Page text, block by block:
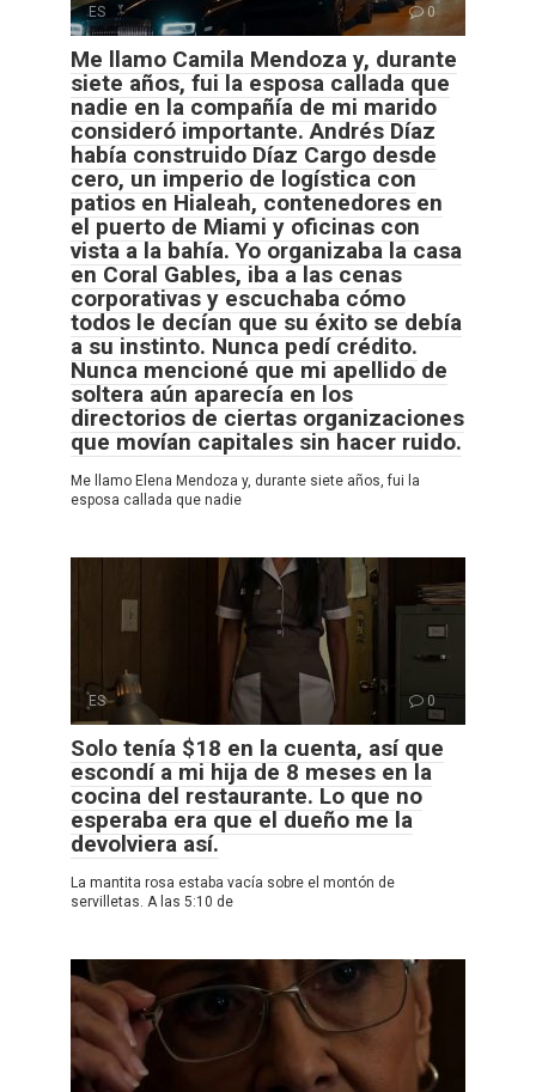
ES 0
Me llamo Camila Mendoza y, durante
siete años, fui la esposa callada que
nadie en la compañía de mi marido
consideró importante. Andrés Díaz
había construido Díaz Cargo desde
cero, un imperio de logística con
patios en Hialeah, contenedores en
el puerto de Miami y oficinas con
vista a la bahía. Yo organizaba la casa
en Coral Gables, iba a las cenas
corporativas y escuchaba cómo
todos le decían que su éxito se debía
a su instinto. Nunca pedí crédito.
Nunca mencioné que mi apellido de
soltera aún aparecía en los
directorios de ciertas organizaciones
que movían capitales sin hacer ruido.
Me llamo Elena Mendoza y, durante siete años, fui la
esposa callada que nadie
ES 0
Solo tenía $18 en la cuenta, así que
escondí a mi hija de 8 meses en la
cocina del restaurante. Lo que no
esperaba era que el dueño me la
devolviera así.
La mantita rosa estaba vacía sobre el montón de
servilletas. A las 5:10 de